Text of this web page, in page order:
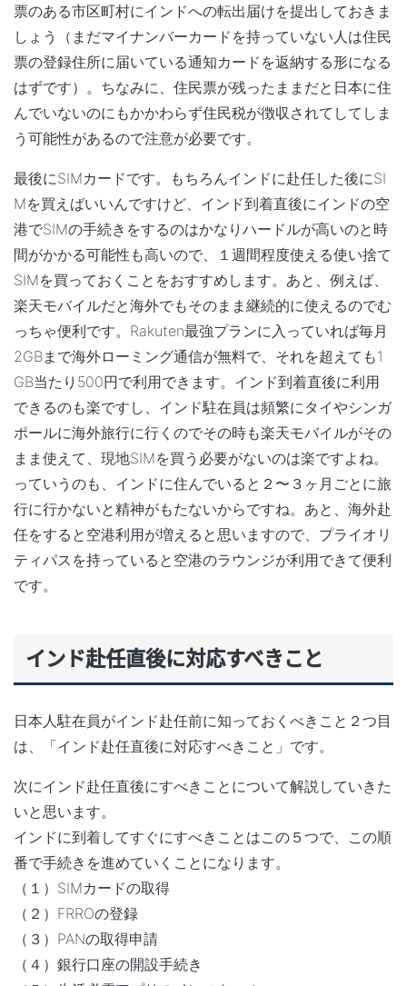
票のある市区町村にインドへの転出届けを提出しておきま
しょう（まだマイナンバーカードを持っていない人は住民
票の登録住所に届いている通知カードを返納する形になる
はずです）。ちなみに、住民票が残ったままだと日本に住
んでいないのにもかかわらず住民税が徴収されてしてしま
う可能性があるので注意が必要です。
最後にSIMカードです。もちろんインドに赴任した後にSI
Mを買えばいいんですけど、インド到着直後にインドの空
港でSIMの手続きをするのはかなりハードルが高いのと時
間がかかる可能性も高いので、１週間程度使える使い捨て
SIMを買っておくことをおすすめします。あと、例えば、
楽天モバイルだと海外でもそのまま継続的に使えるのでむ
っちゃ便利です。Rakuten最強プランに入っていれば毎月
2GBまで海外ローミング通信が無料で、それを超えても1
GB当たり500円で利用できます。インド到着直後に利用
できるのも楽ですし、インド駐在員は頻繁にタイやシンガ
ポールに海外旅行に行くのでその時も楽天モバイルがその
まま使えて、現地SIMを買う必要がないのは楽ですよね。
っていうのも、インドに住んでいると２〜３ヶ月ごとに旅
行に行かないと精神がもたないからですね。あと、海外赴
任をすると空港利用が増えると思いますので、プライオリ
ティパスを持っていると空港のラウンジが利用できて便利
です。
インド赴任直後に対応すべきこと
日本人駐在員がインド赴任前に知っておくべきこと２つ目
は、「インド赴任直後に対応すべきこと」です。
次にインド赴任直後にすべきことについて解説していきた
いと思います。
インドに到着してすぐにすべきことはこの５つで、この順
番で手続きを進めていくことになります。
（１）SIMカードの取得
（２）FRROの登録
（３）PANの取得申請
（４）銀行口座の開設手続き